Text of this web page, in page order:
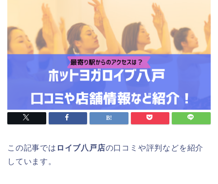
この記事では ロイブ八戸店の口コミや評判などを紹介
しています。